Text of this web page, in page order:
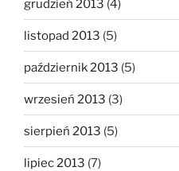
grudzień 2013 (4)
listopad 2013 (5)
październik 2013 (5)
wrzesień 2013 (3)
sierpień 2013 (5)
lipiec 2013 (7)